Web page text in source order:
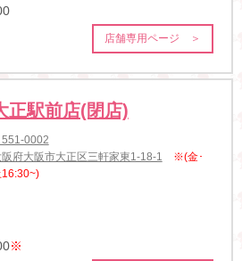
店舗専用ページ ＞
正駅前店(閉店)
551-0002
阪府大阪市大正区三軒家東1-18-1
※(金･
16:30~)
※